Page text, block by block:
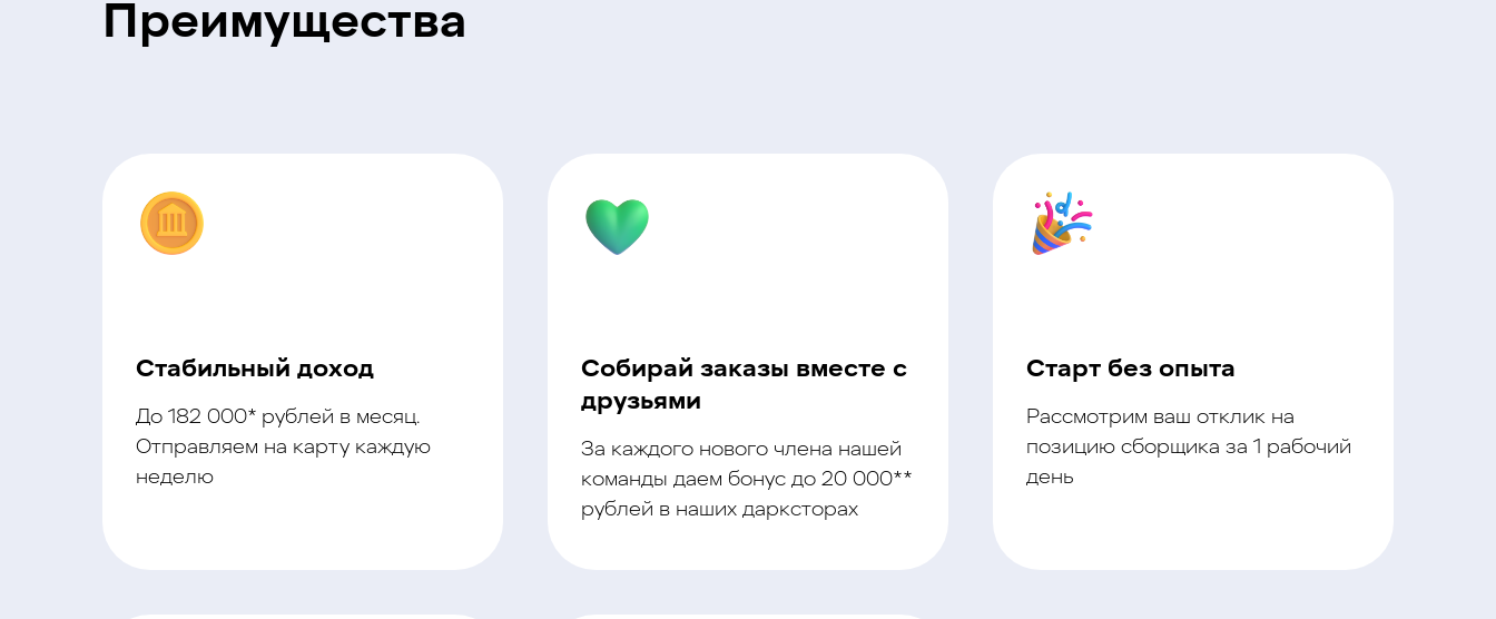
Преимущества
Стабильный доход
До 182 000* рублей в месяц.
Отправляем на карту каждую
неделю
Собирай заказы вместе с
друзьями
За каждого нового члена нашей
команды даем бонус до 20 000**
рублей в наших дарксторах
Старт без опыта
Рассмотрим ваш отклик на
позицию сборщика за 1 рабочий
день